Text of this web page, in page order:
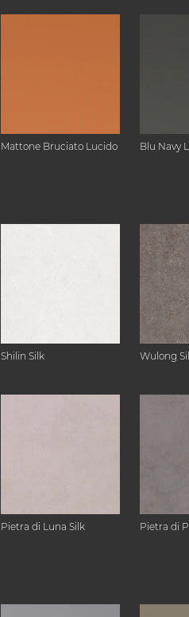
Mattone Bruciato Lucido Blu Navy
Shilin Silk Wulong
Pietra di Luna Silk Pietra di